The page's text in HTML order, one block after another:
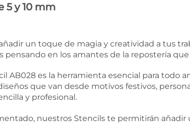
5 y 10 mm
un toque de magia y creatividad a tus
pensando en los amantes de la repostería
AB028 es la herramienta esencial para todo
que van desde motivos festivos,
y profesional.
nuestros Stencils te permitirán